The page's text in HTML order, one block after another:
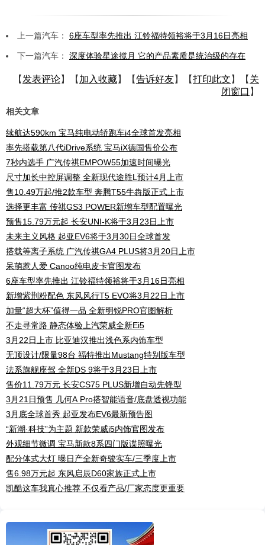
上一篇汽车： 6座车型率先推出 江铃福特领裕将于3月16日亮相
下一篇汽车： 深度体验星途揽月 它的产品素质是统治级的存在
【 发表评论】【 加入收藏】【告诉好友】【打印此文 】【 关
闭窗口 】
相关文章
续航达590km 宝马纯电动轿跑车i4全球首发亮相
率先搭载第八代iDrive系统 宝马iX德国售价公布
7秒内选手 广汽传祺EMPOW55加速时间曝光
尺寸加长中控屏调整 全新现代途胜L预计4月上市
售10.49万起/推2款车型 奔腾T55牛犇版正式上市
选择更丰富 传祺GS3 POWER新增车型配置曝光
预售15.79万元起 长安UNI-K将于3月23日上市
未来主义风格 起亚EV6将于3月30日全球首发
搭载等离子系统 广汽传祺GA4 PLUS将3月20日上市
呆萌惹人爱 Canoo纯电皮卡官图发布
6座车型率先推出 江铃福特领裕将于3月16日亮相
新增紫荆粉配色 东风风行T5 EVO将3月22日上市
加量“超大杯”值得一品 全新明锐PRO官图解析
不走寻常路 静态体验上汽荣威全新Ei5
3月22日上市 比亚迪汉推出浅色系内饰车型
无顶设计/限量98台 福特推出Mustang特别版车型
法系旗舰座驾 全新DS 9将于3月23日上市
售价11.79万元 长安CS75 PLUS新增自动先锋型
3月21日预售 几何A Pro搭智能语音/底盘透视功能
3月底全球首秀 起亚发布EV6最新预告图
“新潮·科技”为主题 新款荣威i5内饰官图发布
外观细节微调 宝马新款8系四门版谍照曝光
配分体式大灯 曝日产全新奇骏实车/三季度上市
售6.98万元起 东风启辰D60家族正式上市
凯酷这车我真心推荐 不仅看产品/厂家态度更重要